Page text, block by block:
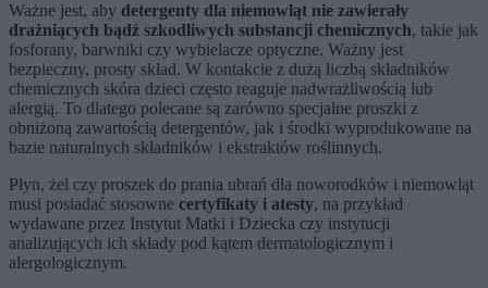
Ważne jest, aby detergenty dla niemowląt nie zawierały
drażniących bądź szkodliwych substancji chemicznych, takie jak
fosforany, barwniki czy wybielacze optyczne. Ważny jest
bezpieczny, prosty skład. W kontakcie z dużą liczbą składników
chemicznych skóra dzieci często reaguje nadwrażliwością lub
alergią. To dlatego polecane są zarówno specjalne proszki z
obniżoną zawartością detergentów, jak i środki wyprodukowane na
bazie naturalnych składników i ekstraktów roślinnych.
Płyn, żel czy proszek do prania ubrań dla noworodków i niemowląt
musi posiadać stosowne certyfikaty i atesty, na przykład
wydawane przez Instytut Matki i Dziecka czy instytucji
analizujących ich składy pod kątem dermatologicznym i
alergologicznym.